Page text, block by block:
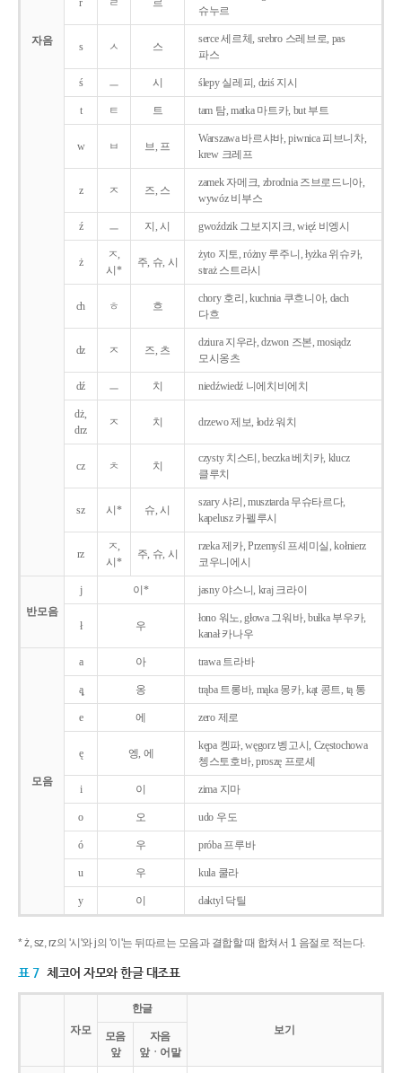
자음
r ㄹ 르
슈누르
s ㅅ 스
serce 세르체, srebro 스레브로, pas
파스
ś ㅡ 시 ślepy 실레피, dziś 지시
t ㅌ 트 tam 탐, matka 마트카, but 부트
w ㅂ 브, 프
Warszawa 바르샤바, piwnica 피브니차,
krew 크레프
z ㅈ 즈, 스
zamek 자메크, zbrodnia 즈브로드니아,
wywóz 비부스
ź ㅡ 지, 시 gwoździk 그보지지크, więź 비엥시
ż
ㅈ,
시*
주, 슈, 시
żyto 지토, różny 루주니, łyżka 위슈카,
straż 스트라시
ch ㅎ 흐
chory 호리, kuchnia 쿠흐니아, dach
다흐
dz ㅈ 즈, 츠
dziura 지우라, dzwon 즈본, mosiądz
모시옹츠
dź ㅡ 치 niedźwiedź 니에치비에치
dż,
drz
ㅈ 치 drzewo 제보, łodż 워치
cz ㅊ 치
czysty 치스티, beczka 베치카, klucz
클루치
sz 시* 슈, 시
szary 샤리, musztarda 무슈타르다,
kapelusz 카펠루시
rz
ㅈ,
시*
주, 슈, 시
rzeka 제카, Przemyśl 프셰미실, kołnierz
코우니에시
반모음
j 이* jasny 야스니, kraj 크라이
ł 우
łono 워노, głowa 그워바, bułka 부우카,
kanał 카나우
모음
a 아 trawa 트라바
ą̨ 옹 trąba 트롱바, mąka 몽카, kąt 콩트, tą 통
e 에 zero 제로
ę 엥, 에
kępa 켕파, węgorz 벵고시, Częstochowa
쳉스토호바, proszę 프로셰
i 이 zima 지마
o 오 udo 우도
ó 우 próba 프루바
u 우 kula 쿨라
y 이 daktyl 닥틸
* ż, sz, rz의 '시'와 j의 '이'는 뒤따르는 모음과 결합할 때 합쳐서 1 음절로 적는다.
표 7 체코어 자모와 한글 대조표
자모
한글
보기
모음
앞
자음
앞ㆍ어말